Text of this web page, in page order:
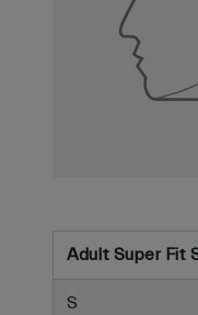
Adult Super Fit
S